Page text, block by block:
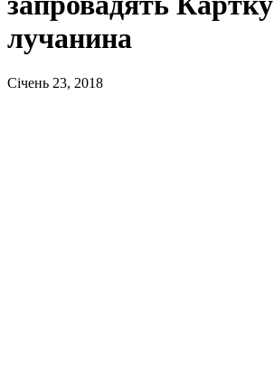
лучанина
Січень 23, 2018